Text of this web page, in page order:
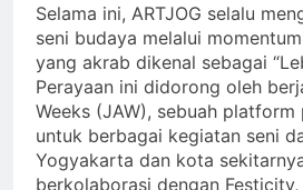
Selama ini, ARTJOG selalu
seni budaya melalui
yang akrab dikenal sebagai
Perayaan ini didorong oleh
Weeks (JAW), sebuah platform
untuk berbagai kegiatan seni
Yogyakarta dan kota
berkolaborasi dengan Festicity,